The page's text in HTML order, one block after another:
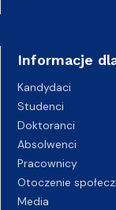
Informacje
Kandydaci
Studenci
Doktoranci
Absolwenci
Pracownicy
Otoczenie
Media